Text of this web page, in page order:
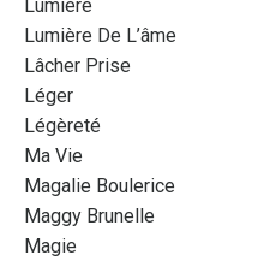
Lumière
Lumière De L’âme
Lâcher Prise
Léger
Légèreté
Ma Vie
Magalie Boulerice
Maggy Brunelle
Magie